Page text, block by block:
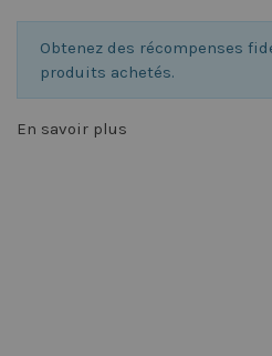
Obtenez des récompenses
produits achetés.
En savoir plus